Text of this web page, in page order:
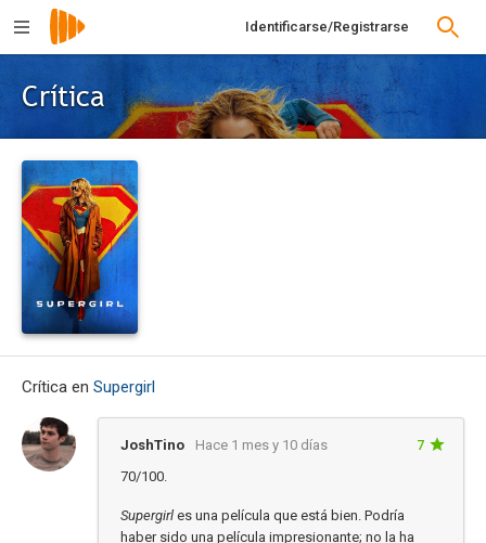
Identificarse/Registrarse
Crítica
Crítica en Supergirl
JoshTino Hace 1 mes y 10 días
7
70/100.
Supergirl es una película que está bien. Podría
haber sido una película impresionante; no la ha